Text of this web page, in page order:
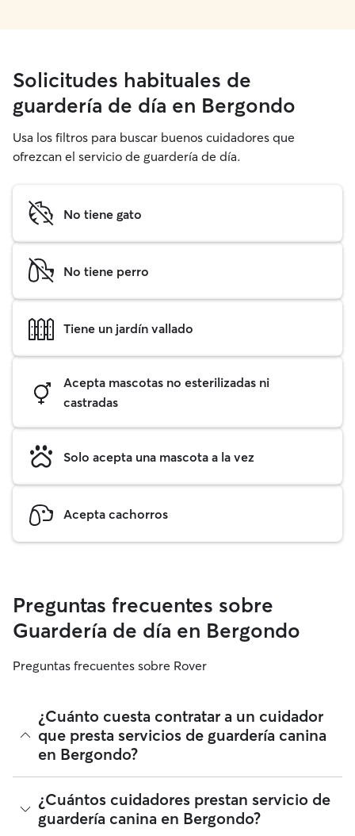
Solicitudes habituales de
guardería de día en Bergondo
Usa los filtros para buscar buenos cuidadores que
ofrezcan el servicio de guardería de día.
No tiene gato
No tiene perro
Tiene un jardín vallado
Acepta mascotas no esterilizadas ni
castradas
Solo acepta una mascota a la vez
Acepta cachorros
Preguntas frecuentes sobre
Guardería de día en Bergondo
Preguntas frecuentes sobre Rover
¿Cuánto cuesta contratar a un cuidador
que presta servicios de guardería canina
en Bergondo?
Los cuidadores en Rover tienen plena libertad para fijar sus
tarifas. El coste medio de un cuidador con guardería para
perros en Bergondo en Rover en agosto 2026 fue de
¿Cuántos cuidadores prestan servicio de
guardería canina en Bergondo?